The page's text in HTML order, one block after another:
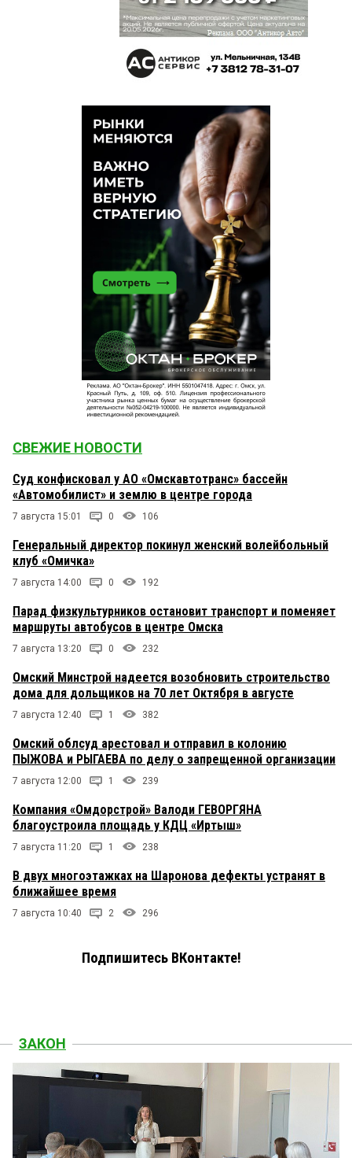
СВЕЖИЕ НОВОСТИ
Суд конфисковал у АО «Омскавтотранс» бассейн
«Автомобилист» и землю в центре города
7 августа 15:01 0 106
Генеральный директор покинул женский волейбольный
клуб «Омичка»
7 августа 14:00 0 192
Парад физкультурников остановит транспорт и поменяет
маршруты автобусов в центре Омска
7 августа 13:20 0 232
Омский Минстрой надеется возобновить строительство
дома для дольщиков на 70 лет Октября в августе
7 августа 12:40 1 382
Омский облсуд арестовал и отправил в колонию
ПЫЖОВА и РЫГАЕВА по делу о запрещенной организации
7 августа 12:00 1 239
Компания «Омдорстрой» Валоди ГЕВОРГЯНА
благоустроила площадь у КДЦ «Иртыш»
7 августа 11:20 1 238
В двух многоэтажках на Шаронова дефекты устранят в
ближайшее время
7 августа 10:40 2 296
Подпишитесь ВКонтакте!
ЗАКОН